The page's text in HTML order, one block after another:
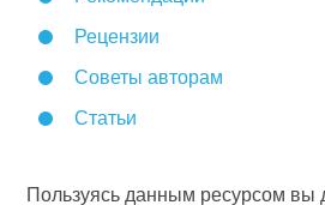
Рецензии
Советы авторам
Статьи
Пользуясь данным ресурсом вы